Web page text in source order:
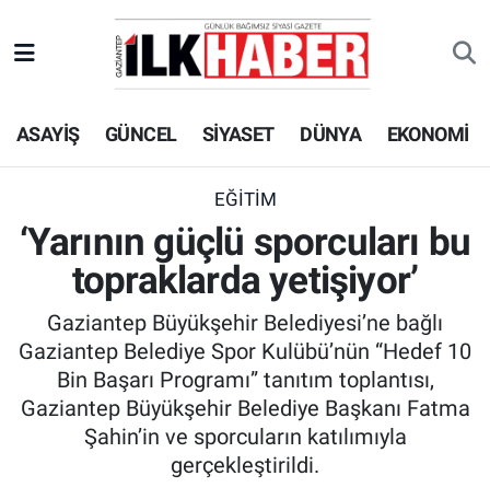
ASAYİŞ GÜNCEL SİYASET DÜNYA EKONOMİ
EĞİTİM
‘Yarının güçlü sporcuları bu
topraklarda yetişiyor’
Gaziantep Büyükşehir Belediyesi’ne bağlı
Gaziantep Belediye Spor Kulübü’nün “Hedef 10
Bin Başarı Programı” tanıtım toplantısı,
Gaziantep Büyükşehir Belediye Başkanı Fatma
Şahin’in ve sporcuların katılımıyla
gerçekleştirildi.
EKONOMİ
SİYASET
SPOR
TEKNOLOJİ
ASAYİŞ
EĞİTİM
KÜLTÜR - SANAT
Beyoğlu Hava Durumu
Beyoğlu Trafik Yoğunluk Haritası
Süper Lig Puan Durumu ve Fikstür
Tüm Manşetler
Son Dakika Haberleri
Haber Arşivi